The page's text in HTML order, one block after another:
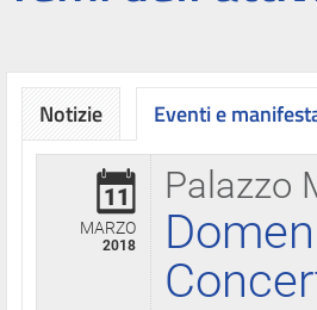
Notizie Eventi e
Palazzo
11
MARZO
2018